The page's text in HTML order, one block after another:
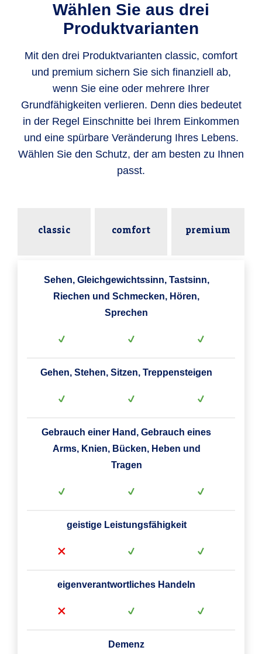
Wählen Sie aus drei
Produktvarianten
Mit den drei Produktvarianten classic, comfort
und premium sichern Sie sich finanziell ab,
wenn Sie eine oder mehrere Ihrer
Grundfähigkeiten verlieren. Denn dies bedeutet
in der Regel Einschnitte bei Ihrem Einkommen
und eine spürbare Veränderung Ihres Lebens.
Wählen Sie den Schutz, der am besten zu Ihnen
passt.
classic comfort premium
Sehen, Gleichgewichtssinn, Tastsinn,
Riechen und Schmecken, Hören,
Sprechen
Gehen, Stehen, Sitzen, Treppensteigen
Gebrauch einer Hand, Gebrauch eines
Arms, Knien, Bücken, Heben und
Tragen
geistige Leistungsfähigkeit
eigenverantwortliches Handeln
Demenz